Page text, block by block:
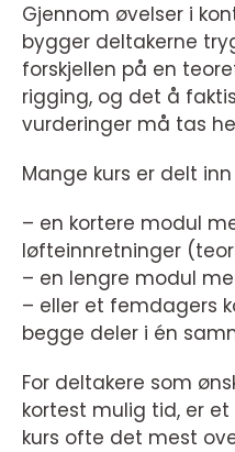
Gjennom øvelser i
bygger deltakerne
forskjellen på en
rigging, og det å
vurderinger må tas
Mange kurs er delt
– en kortere modul
løfteinnretninger
– en lengre modul
– eller et femdagers
begge deler i én
For deltakere som
kortest mulig tid, er
kurs ofte det mest